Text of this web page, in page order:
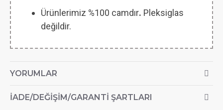
Ürünlerimiz %100 camdır. Pleksiglas
değildir.
YORUMLAR
İADE/DEĞIŞIM/GARANTI ŞARTLARI